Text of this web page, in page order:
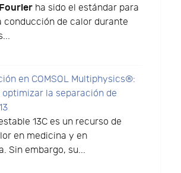
ha sido el estándar para
conducción de calor durante
en COMSOL Multiphysics®:
optimizar la separación de
13C es un recurso de
en medicina y en
Sin embargo, su...